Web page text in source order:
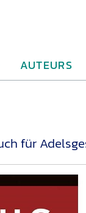
AUTEURS
für